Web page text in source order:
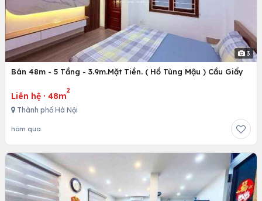
3
Bán 48m - 5 Tầng - 3.9m.Mặt Tiền. ( Hồ Tùng Mậu ) Cầu Giấy
Liên hệ · 48m
2
Thành phố Hà Nội
hôm qua